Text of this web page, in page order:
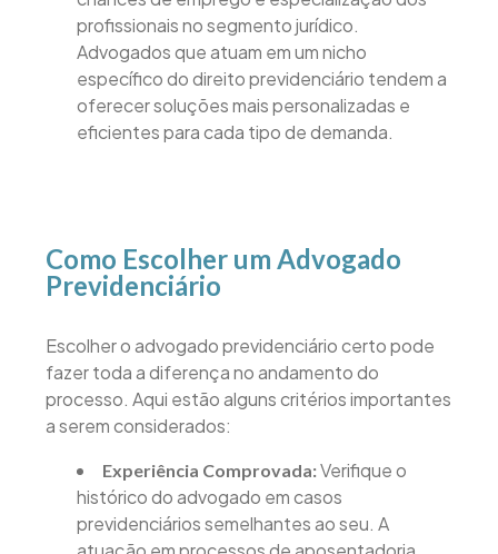
profissionais no segmento jurídico.
Advogados que atuam em um nicho
específico do direito previdenciário tendem a
oferecer soluções mais personalizadas e
eficientes para cada tipo de demanda.
Como Escolher um Advogado
Previdenciário
Escolher o advogado previdenciário certo pode
fazer toda a diferença no andamento do
processo. Aqui estão alguns critérios importantes
a serem considerados:
Experiência Comprovada:Verifique o
histórico do advogado em casos
previdenciários semelhantes ao seu. A